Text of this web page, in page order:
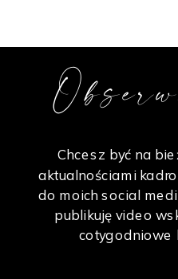
Chcesz być na
aktualnościami
do moich social
publikuję video
cotygodniowe